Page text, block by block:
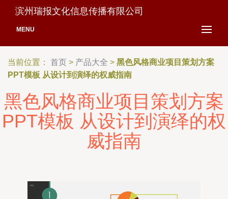
滨州瑞报文化信息传播有限公司
MENU
当前位置： 首页 > 产品大全 > 黑色风格商业项目策划方案
PPT模板 从设计到演绎的权威指南
黑色风格商业项目策划方案
PPT模板 从设计到演绎的权
威指南